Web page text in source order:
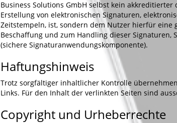
Business Solutions GmbH selbst kein
Erstellung von elektronischen Signaturen,
Zeitstempeln, ist, sondern dem Nutzer hierfür eine
Beschaffung und zum Handling dieser Signaturen,
(sichere Signaturanwendungskomponente).
Haftungshinweis
Trotz sorgfältiger inhaltlicher Kontrolle
Links. Für den Inhalt der verlinkten Seiten sind
Copyright und Urheberrechte